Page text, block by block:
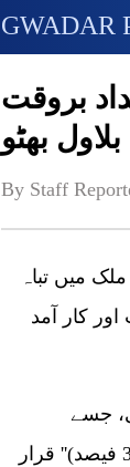
GWADAR
بروقت
بھٹو
By Staff
میں تباہ
کار آمد
جسے
موسمیاتی تبدیلی کی وزیر شیری رحمان نے پہلے ''ملک کا ایک تہائی (33 فیصد)'' قرار